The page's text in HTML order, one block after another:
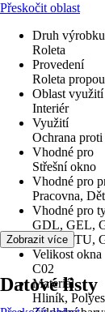
Přeskočit oblast
Druh výrobku
Roleta
Provedení
Roleta
Oblast využití
Interiér
Využití
Ochrana proti
Vhodné pro
Střešní okno
Vhodné pro
Pracovna,
Vhodné pro
GDL, GEL,
GTL, GTU,
Velikost okna
C02
Materiál
Hliník,
Zobrazit více
Datové listy